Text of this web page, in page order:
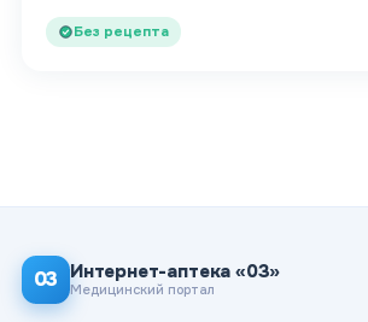
Без рецепта
03 Интернет-аптека «03»
Медицинский портал